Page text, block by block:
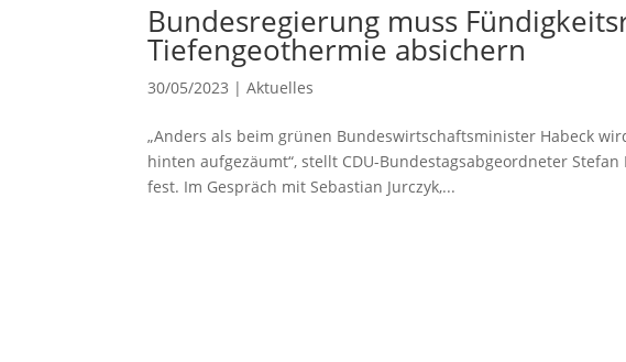
Bundesregierung muss
Tiefengeothermie absichern
30/05/2023 |Aktuelles
„Anders als beim grünen Bundeswirtschaftsminister Habeck
hinten aufgezäumt“, stellt CDU-Bundestagsabgeordneter
fest. Im Gespräch mit Sebastian Jurczyk,...